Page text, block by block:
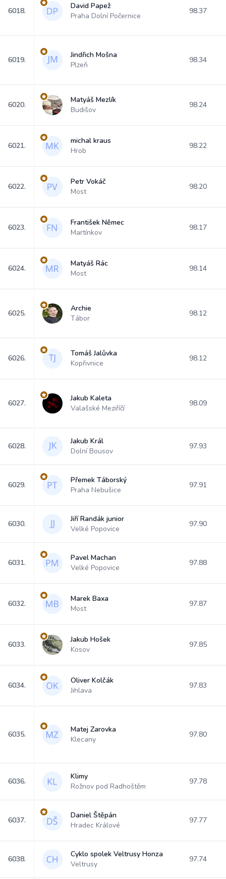
6018.
David Papež
Praha Dolní Počernice
98.37
6019.
Jindřich Mošna
Plzeň
98.34
6020.
Matyáš Mezlík
Budišov
98.24
6021.
michal kraus
Hrob
98.22
6022.
Petr Vokáč
Most
98.20
6023.
František Němec
Martínkov
98.17
6024.
Matyáš Rác
Most
98.14
6025.
Archie
Tábor
98.12
6026.
Tomáš Jalůvka
Kopřivnice
98.12
6027.
Jakub Kaleta
Valašské Meziříčí
98.09
6028.
Jakub Král
Dolní Bousov
97.93
6029.
Přemek Táborský
Praha Nebušice
97.91
6030.
Jiří Randák junior
Velké Popovice
97.90
6031.
Pavel Machan
Velké Popovice
97.88
6032.
Marek Baxa
Most
97.87
6033.
Jakub Hošek
Kosov
97.85
6034.
Oliver Kolčák
Jihlava
97.83
6035.
Matej Zarovka
Klecany
97.80
6036.
Klimy
Rožnov pod Radhoštěm
97.78
6037.
Daniel Štěpán
Hradec Králové
97.77
6038.
Cyklo spolek Veltrusy Honza
Veltrusy
97.74